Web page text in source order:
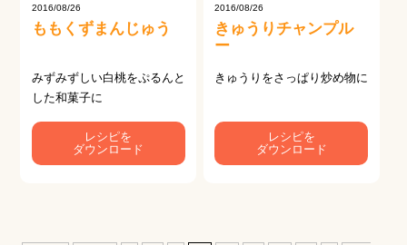
2016/08/26
ももくずまんじゅう
みずみずしい白桃をぷるんと
した和菓子に
レシピを
ダウンロード
2016/08/26
きゅうりチャンプル
ー
きゅうりをさっぱり炒め物に
レシピを
ダウンロード